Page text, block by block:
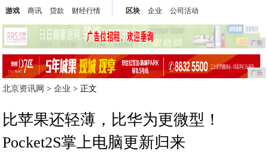
游戏
商讯
贷款
财经行情
区块
企业
公司活动
广告
广告
北京资讯网 >企业 > 正文
比苹果还轻薄，比华为更微型！
Pocket2S掌上电脑更新归来